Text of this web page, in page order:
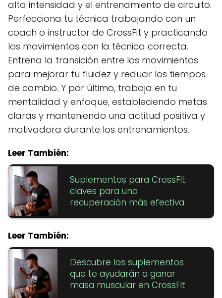
alta intensidad y el entrenamiento de circuito.
Perfecciona tu técnica trabajando con un
coach o instructor de CrossFit y practicando
los movimientos con la técnica correcta.
Entrena la transición entre los movimientos
para mejorar tu fluidez y reducir los tiempos
de cambio. Y por último, trabaja en tu
mentalidad y enfoque, estableciendo metas
claras y manteniendo una actitud positiva y
motivadora durante los entrenamientos.
Leer También:
Suplementos para CrossFit:
claves para una
recuperación más efectiva
Leer También:
Descubre los suplementos
que te ayudarán a ganar
masa muscular en CrossFit